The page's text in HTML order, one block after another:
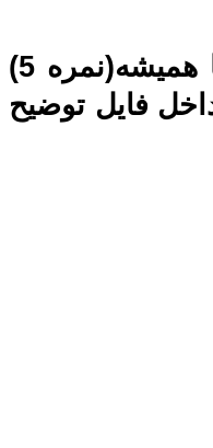
در پرسشنامه اهمال کاری سولومون در مقابل هر گویه، طیف پنج گزینه ای از "هیچ وقت"(نمره 1) تا همیشه(نمره 5)
فایل توضیح